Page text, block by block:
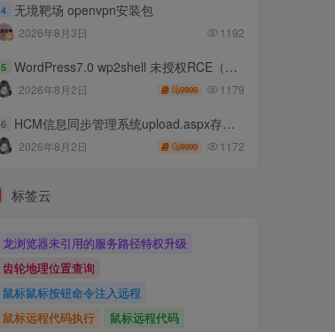
2025 hw 有poc的漏洞集合
4 无境靶场 openvpn安装包
2026年8月3日 1192
5 WordPress7.0 wp2shell 未授权RCE（CVE-2026-63030 CVE-2026-60137）
2026年8月2日 9999 1179
6 HCM信息同步管理系统upload.aspx存在任意文件上传
2026年8月2日 9999 1172
标签云
龙浏览器未引用的服务路径特权升级
齿轮地理位置查询
鼠标鼠标按钮命令注入远程
鼠标远程代码执行
鼠标远程代码